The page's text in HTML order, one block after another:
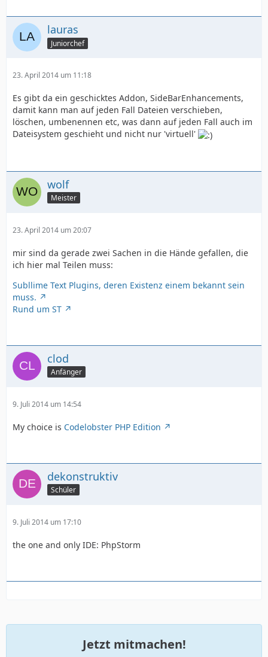
lauras
Juniorchef
23. April 2014 um 11:18
Es gibt da ein geschicktes Addon, SideBarEnhancements,
damit kann man auf jeden Fall Dateien verschieben,
löschen, umbenennen etc, was dann auf jeden Fall auch im
Dateisystem geschieht und nicht nur 'virtuell'
wolf
Meister
23. April 2014 um 20:07
mir sind da gerade zwei Sachen in die Hände gefallen, die
ich hier mal Teilen muss:
Subllime Text Plugins, deren Existenz einem bekannt sein
muss.
Rund um ST
clod
Anfänger
9. Juli 2014 um 14:54
My choice is Codelobster PHP Edition
dekonstruktiv
Schüler
9. Juli 2014 um 17:10
the one and only IDE: PhpStorm
Jetzt mitmachen!